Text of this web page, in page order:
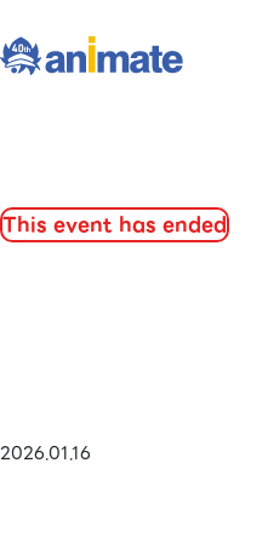
This event has ended
2026.01.16